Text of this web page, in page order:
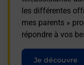
les différentes
mes parents »
répondre à vos
Je découvre